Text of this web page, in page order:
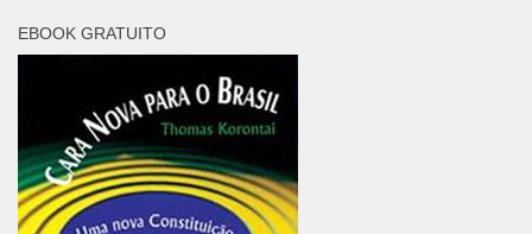
EBOOK GRATUITO